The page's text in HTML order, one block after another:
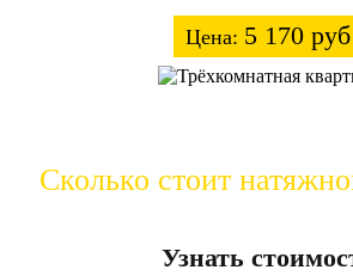
Цена: 5 170 руб
Сколько стоит
Узнать